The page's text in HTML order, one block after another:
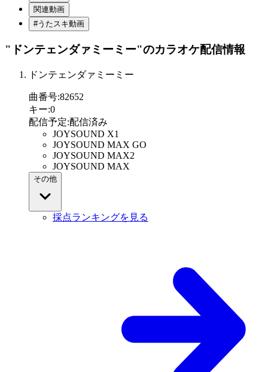
関連動画
#うたスキ動画
"ドンテェンダァミーミー"のカラオケ配信情報
ドンテェンダァミーミー
曲番号:82652
キー:0
配信予定:配信済み
JOYSOUND X1
JOYSOUND MAX GO
JOYSOUND MAX2
JOYSOUND MAX
その他
採点ランキングを見る